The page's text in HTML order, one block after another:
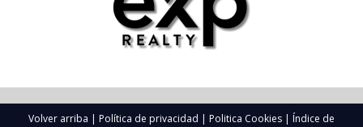
Volver arriba | Política de privacidad | Politica Cookies | Índice de